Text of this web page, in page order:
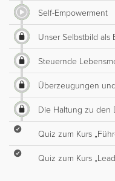
Self-Empowerment
Unser Selbstbild als
Steuernde
Überzeugungen
Die Haltung zu den
Quiz zum Kurs
Quiz zum Kurs